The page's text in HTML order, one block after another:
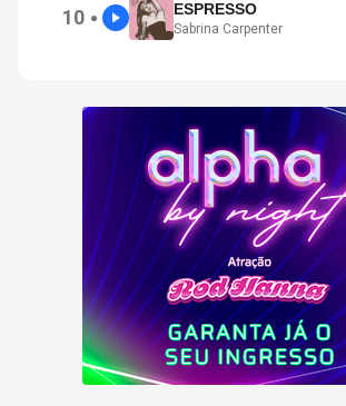
10 ● ESPRESSO
Sabrina Carpenter